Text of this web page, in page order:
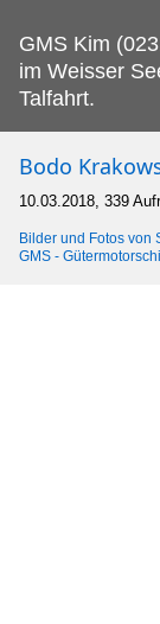
GMS Kim
im Weisser
Talfahrt.
Bodo
10.03.2018, 339
Bilder und Fotos von
GMS -